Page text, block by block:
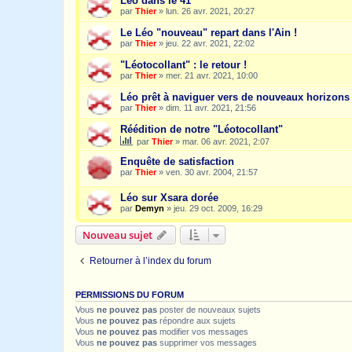
par Thier» lun. 26 avr. 2021, 20:27
Le Léo "nouveau" repart dans l'Ain !
par Thier» jeu. 22 avr. 2021, 22:02
"Léotocollant" : le retour !
par Thier» mer. 21 avr. 2021, 10:00
Léo prêt à naviguer vers de nouveaux horizons
par Thier» dim. 11 avr. 2021, 21:56
Réédition de notre "Léotocollant"
par Thier» mar. 06 avr. 2021, 2:07
Enquête de satisfaction
par Thier» ven. 30 avr. 2004, 21:57
Léo sur Xsara dorée
par Demyn » jeu. 29 oct. 2009, 16:29
Nouveau sujet
Retourner à l’index du forum
PERMISSIONS DU FORUM
Vous ne pouvez pas poster de nouveaux sujets
Vous ne pouvez pas répondre aux sujets
Vous ne pouvez pas modifier vos messages
Vous ne pouvez pas supprimer vos messages